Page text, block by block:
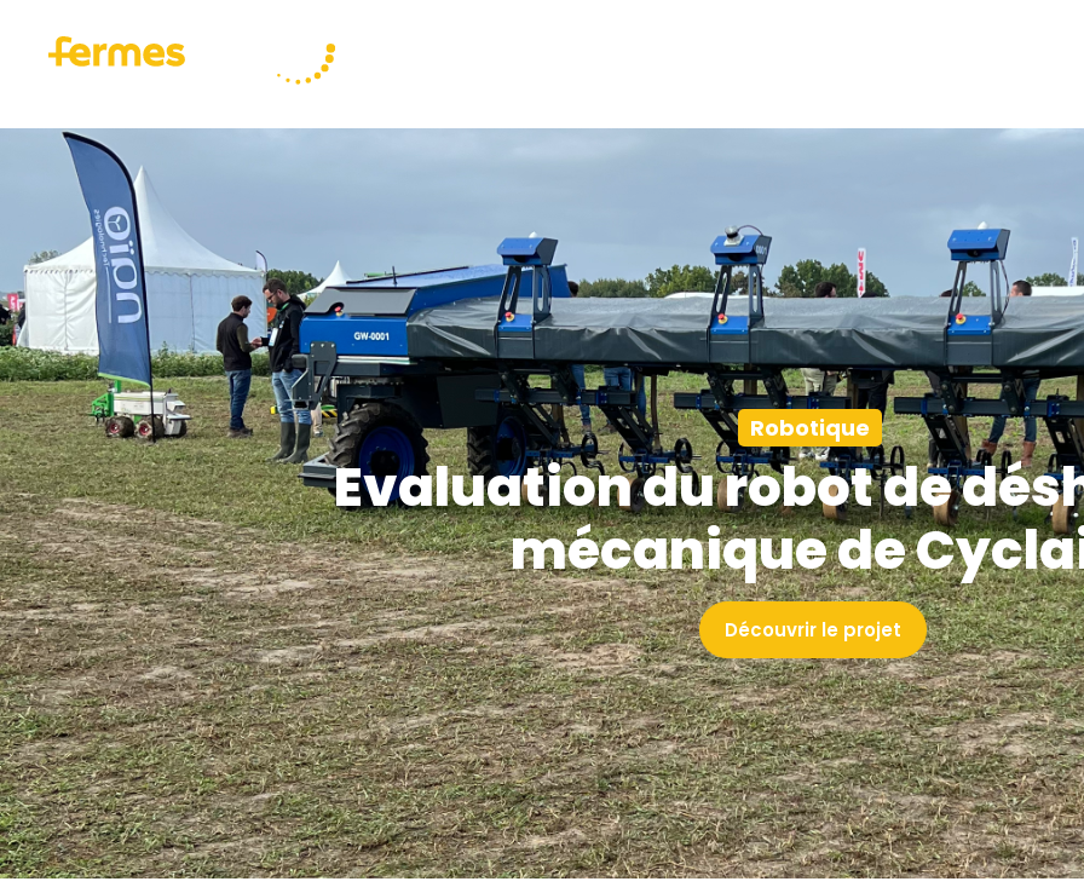
Robotique
Evaluation du robot de
mécanique de
Découvrir le projet